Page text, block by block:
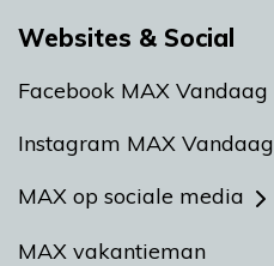
Websites & Social
Facebook MAX Vandaag
Instagram MAX Vandaag
MAX op sociale media
MAX vakantieman